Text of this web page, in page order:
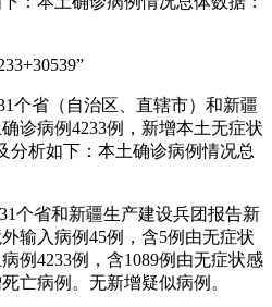
个省（自治区、直辖市）和新疆
诊病例4233例，新增本土无症状
分析如下：本土确诊病例情况总
个省和新疆生产建设兵团报告新
输入病例45例，含5例由无症状
例4233例，含1089例由无症状感
亡病例。无新增疑似病例。